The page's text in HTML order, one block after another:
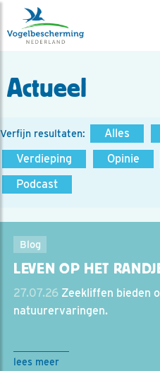
Actueel
Verfijn resultaten: Alles
Verdieping
Opinie
Podcast
Blog
LEVEN OP HET
27.07.26 Zeekliffen bieden
natuurervaringen.
lees meer